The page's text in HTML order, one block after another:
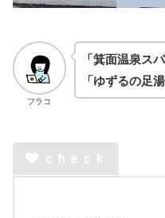
フラコ
「箕面温泉ス
「ゆずるの足湯
ｃｈｅｃｋ